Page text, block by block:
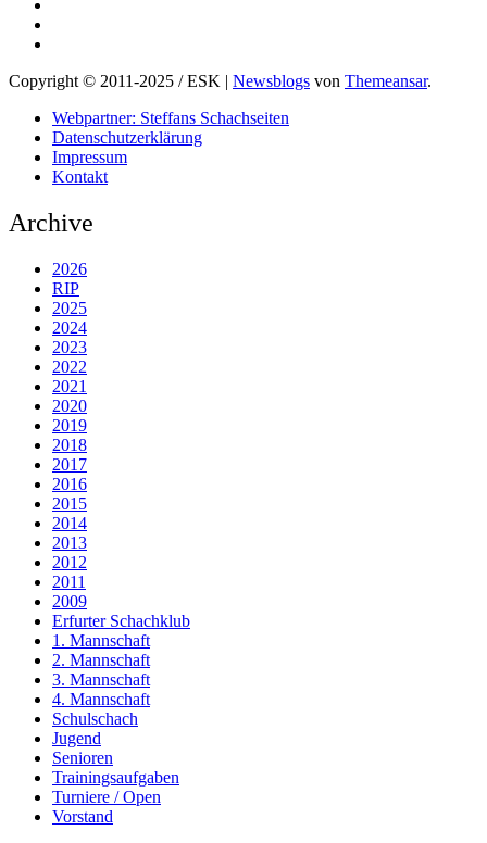
Copyright © 2011-2025 / ESK Newsblogs von Themeansar.
Webpartner: Steffans Schachseiten
Datenschutzerklärung
Impressum
Kontakt
Archive
2026
RIP
2025
2024
2023
2022
2021
2020
2019
2018
2017
2016
2015
2014
2013
2012
2011
2009
Erfurter Schachklub
1. Mannschaft
2. Mannschaft
3. Mannschaft
4. Mannschaft
Schulschach
Jugend
Senioren
Trainingsaufgaben
Turniere / Open
Vorstand